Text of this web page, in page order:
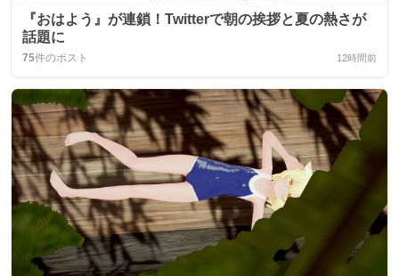
『おはよう』が連鎖！Twitterで朝の挨拶と夏の熱さが
話題に
75件のポスト 12時間前